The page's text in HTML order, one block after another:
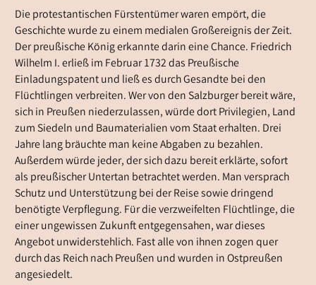
Die protestantischen Fürstentümer waren empört, die
Geschichte wurde zu einem medialen Großereignis der Zeit.
Der preußische König erkannte darin eine Chance. Friedrich
Wilhelm I. erließ im Februar 1732 das Preußische
Einladungspatent und ließ es durch Gesandte bei den
Flüchtlingen verbreiten. Wer von den Salzburger bereit wäre,
sich in Preußen niederzulassen, würde dort Privilegien, Land
zum Siedeln und Baumaterialien vom Staat erhalten. Drei
Jahre lang bräuchte man keine Abgaben zu bezahlen.
Außerdem würde jeder, der sich dazu bereit erklärte, sofort
als preußischer Untertan betrachtet werden. Man versprach
Schutz und Unterstützung bei der Reise sowie dringend
benötigte Verpflegung. Für die verzweifelten Flüchtlinge, die
einer ungewissen Zukunft entgegensahen, war dieses
Angebot unwiderstehlich. Fast alle von ihnen zogen quer
durch das Reich nach Preußen und wurden in Ostpreußen
angesiedelt.